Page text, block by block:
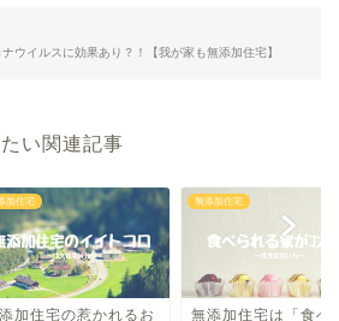
ウイルスに効果あり？！【我が家も無添加住宅】
い関連記事
加住宅
加住宅の惹かれるお
無添加住宅
無添加住宅は「食べ